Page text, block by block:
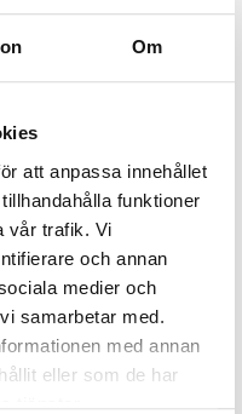
Om
att anpassa innehållet
funktioner
vår trafik. Vi
och annan
medier och
samarbetar med.
med annan
eller som de har
diesel 9 hk
MPM 5/180 GenSet
kr Exkl. moms
utför sina